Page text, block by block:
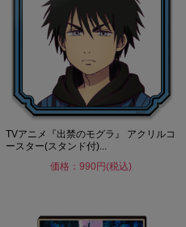
TVアニメ『出禁のモグラ』 アクリルコ
ースター(スタンド付)...
価格：990円(税込)